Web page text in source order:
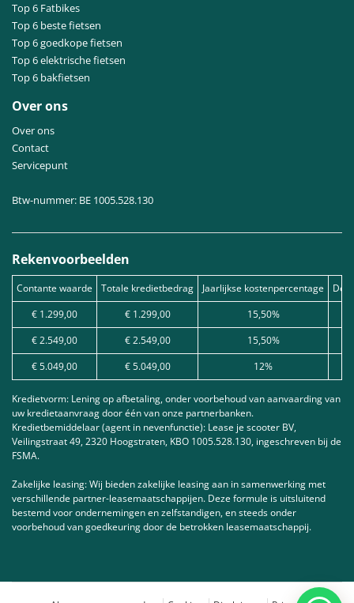
Top 6 Fatbikes
Top 6 beste fietsen
Top 6 goedkope fietsen
Top 6 elektrische fietsen
Top 6 bakfietsen
Over ons
Over ons
Contact
Servicepunt
Btw-nummer: BE 1005.528.130
Rekenvoorbeelden
Contante waarde Totale kredietbedrag Jaarlijkse kostenpercentage
€ 1.299,00
€ 1.299,00
15,50%
€ 2.549,00
€ 2.549,00
15,50%
€ 5.049,00
€ 5.049,00 12%
Kredietvorm: Lening op afbetaling, onder voorbehoud van aanvaarding van
uw kredietaanvraag door één van onze partnerbanken.
Kredietbemiddelaar (agent in nevenfunctie): Lease je scooter BV,
Veilingstraat 49, 2320 Hoogstraten, KBO 1005.528.130, ingeschreven bij de
FSMA.
Zakelijke leasing: Wij bieden zakelijke leasing aan in samenwerking met
verschillende partner-leasemaatschappijen. Deze formule is uitsluitend
bestemd voor ondernemingen en zelfstandigen, en steeds onder
voorbehoud van goedkeuring door de betrokken leasemaatschappij.